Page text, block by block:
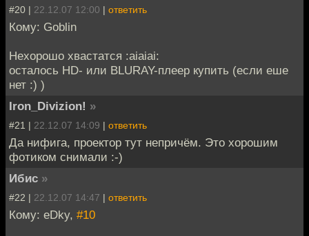
#20 | 22.12.07 12:00 | ответить
Кому: Goblin
Нехорошо хвастатся :aiaiai:
осталось HD- или BLURAY-плеер купить (если еше
нет :) )
Iron_Divizion! »
#21 | 22.12.07 14:09 | ответить
Да нифига, проектор тут непричём. Это хорошим
фотиком снимали :-)
Ибис »
#22 | 22.12.07 14:47 | ответить
Кому: eDky, #10